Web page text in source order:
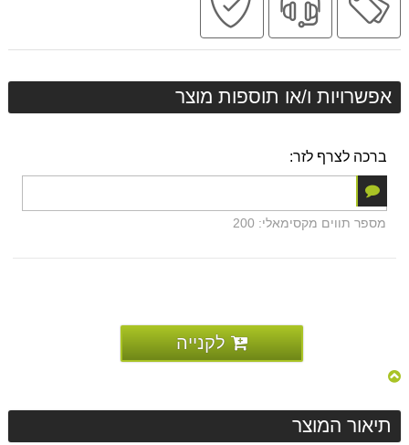
מקצועי
אפשרויות ו/או תוספות מוצר
ברכה לצרף לזר:
מספר תווים מקסימאלי: 200
לקנייה
תיאור המוצר